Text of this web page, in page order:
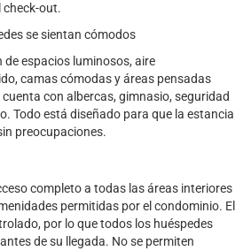
check-out.
se sientan cómodos
espacios luminosos, aire
camas cómodas y áreas pensadas
con albercas, gimnasio, seguridad
Todo está diseñado para que la estancia
preocupaciones.
completo a todas las áreas interiores
permitidas por el condominio. El
por lo que todos los huéspedes
de su llegada. No se permiten